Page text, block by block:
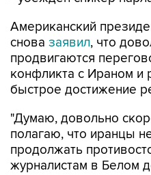
Американский
снова заявил, что
продвигаются
конфликта с Ираном и
быстрое достижение
"Думаю, довольно
полагаю, что иранцы
продолжать
журналистам в Белом